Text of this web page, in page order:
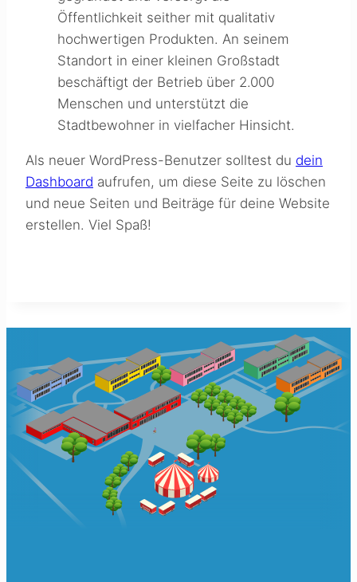
Öffentlichkeit seither mit qualitativ
hochwertigen Produkten. An seinem
Standort in einer kleinen Großstadt
beschäftigt der Betrieb über 2.000
Menschen und unterstützt die
Stadtbewohner in vielfacher Hinsicht.
Als neuer WordPress-Benutzer solltest du dein
Dashboard aufrufen, um diese Seite zu löschen
und neue Seiten und Beiträge für deine Website
erstellen. Viel Spaß!